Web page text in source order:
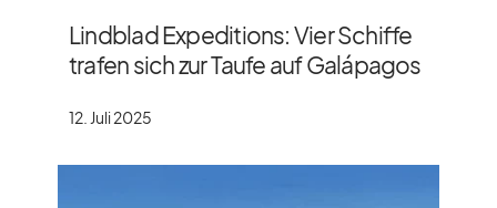
Lindblad Expeditions: Vier Schiffe
trafen sich zur Taufe auf Galápagos
12. Juli 2025